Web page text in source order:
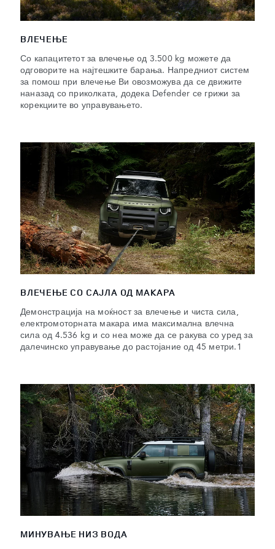
ВЛЕЧЕЊЕ
Со капацитетот за влечење од 3.500 kg можете да
одговорите на најтешките барања. Напредниот систем
за помош при влечење Ви овозможува да се движите
наназад со приколката, додека Defender се грижи за
корекциите во управувањето.
ВЛЕЧЕЊЕ СО САЈЛА ОД МАКАРА
Демонстрација на моќност за влечење и чиста сила,
електромоторната макара има максимална влечна
сила од 4.536 kg и со неа може да се ракува со уред за
далечинско управување до растојание од 45 метри.1
МИНУВАЊЕ НИЗ ВОДА